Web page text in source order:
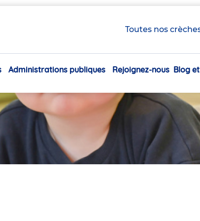
Toutes nos
Navigation
Administrations publiques Rejoignez-nous Blog